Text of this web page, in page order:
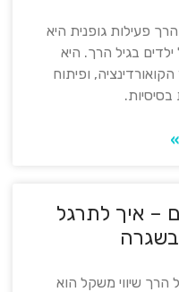
פעילות גופנית היא
בגיל הרך. היא
ופיתוח
בסיסיות.
– איך לתרגל
הרך שיווי משקל הוא